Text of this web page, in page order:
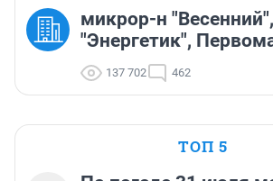
микрор-н
"Энергетик",
137 702 462
ТОП 5